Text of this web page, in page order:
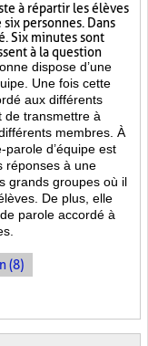
à répartir les élèves
personnes. Dans
Six minutes sont
à la question
dispose d’une
Une fois cette
aux différents
de transmettre à
membres. À
d’équipe est
réponses à une
grands groupes où il
De plus, elle
parole accordé à
(8)